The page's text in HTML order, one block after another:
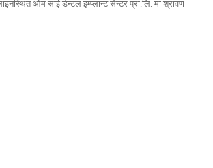
ओम साई डेन्टल इम्प्लान्ट सेन्टर प्रा.लि. मा श्रावण